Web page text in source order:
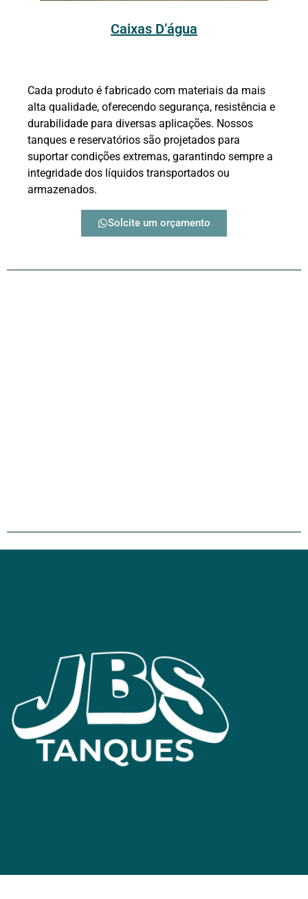
Caixas D’água
Cada produto é fabricado com materiais da mais
alta qualidade, oferecendo segurança, resistência e
durabilidade para diversas aplicações. Nossos
tanques e reservatórios são projetados para
suportar condições extremas, garantindo sempre a
integridade dos líquidos transportados ou
armazenados.
Solcite um orçamento